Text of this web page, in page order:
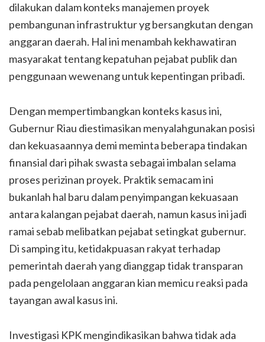
dilakukan dalam konteks manajemen proyek
pembangunan infrastruktur yg bersangkutan dengan
anggaran daerah. Hal ini menambah kekhawatiran
masyarakat tentang kepatuhan pejabat publik dan
penggunaan wewenang untuk kepentingan pribadi.
Dengan mempertimbangkan konteks kasus ini,
Gubernur Riau diestimasikan menyalahgunakan posisi
dan kekuasaannya demi meminta beberapa tindakan
finansial dari pihak swasta sebagai imbalan selama
proses perizinan proyek. Praktik semacam ini
bukanlah hal baru dalam penyimpangan kekuasaan
antara kalangan pejabat daerah, namun kasus ini jadi
ramai sebab melibatkan pejabat setingkat gubernur.
Di samping itu, ketidakpuasan rakyat terhadap
pemerintah daerah yang dianggap tidak transparan
pada pengelolaan anggaran kian memicu reaksi pada
tayangan awal kasus ini.
Investigasi KPK mengindikasikan bahwa tidak ada